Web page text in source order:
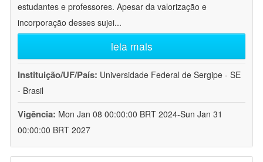
estudantes e professores. Apesar da valorização e
incorporação desses sujei...
leia mais
Instituição/UF/País: Universidade Federal de Sergipe - SE
- Brasil
Vigência: Mon Jan 08 00:00:00 BRT 2024-Sun Jan 31
00:00:00 BRT 2027